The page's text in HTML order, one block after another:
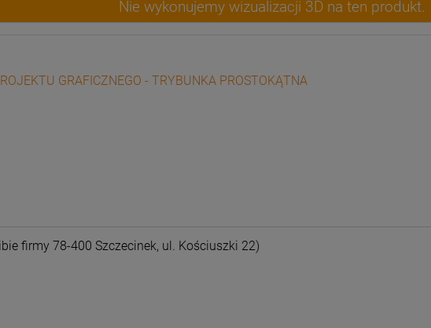
Nie wykonujemy wizualizacji 3D na ten produkt.
GRAFICZNEGO - TRYBUNKA PROSTOKĄTNA
firmy 78-400 Szczecinek, ul. Kościuszki 22)